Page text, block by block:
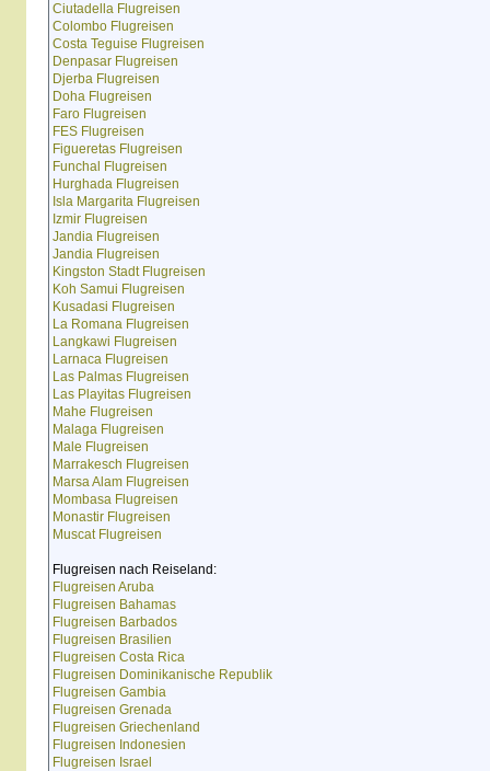
Ciutadella Flugreisen
Colombo Flugreisen
Costa Teguise Flugreisen
Denpasar Flugreisen
Djerba Flugreisen
Doha Flugreisen
Faro Flugreisen
FES Flugreisen
Figueretas Flugreisen
Funchal Flugreisen
Hurghada Flugreisen
Isla Margarita Flugreisen
Izmir Flugreisen
Jandia Flugreisen
Jandia Flugreisen
Kingston Stadt Flugreisen
Koh Samui Flugreisen
Kusadasi Flugreisen
La Romana Flugreisen
Langkawi Flugreisen
Larnaca Flugreisen
Las Palmas Flugreisen
Las Playitas Flugreisen
Mahe Flugreisen
Malaga Flugreisen
Male Flugreisen
Marrakesch Flugreisen
Marsa Alam Flugreisen
Mombasa Flugreisen
Monastir Flugreisen
Muscat Flugreisen
Flugreisen nach Reiseland:
Flugreisen Aruba
Flugreisen Bahamas
Flugreisen Barbados
Flugreisen Brasilien
Flugreisen Costa Rica
Flugreisen Dominikanische Republik
Flugreisen Gambia
Flugreisen Grenada
Flugreisen Griechenland
Flugreisen Indonesien
Flugreisen Israel